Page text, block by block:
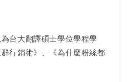
大翻譯碩士學位學程學
行銷術》、《為什麼粉絲都